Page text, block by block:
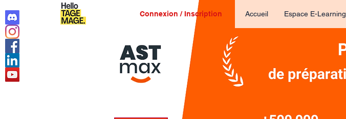
Connexion / Inscription Accueil Espace E-Learning